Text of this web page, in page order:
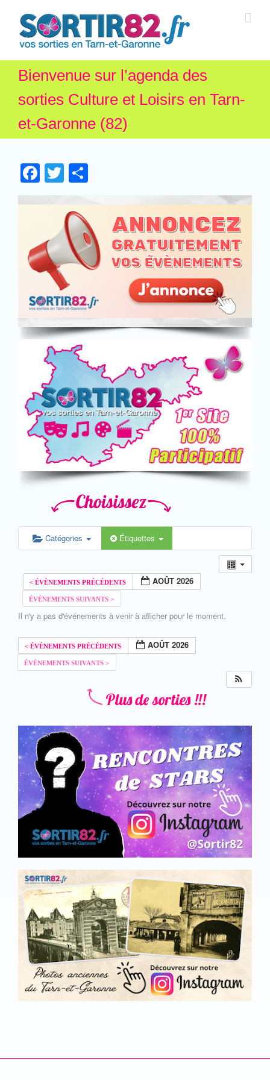
Bienvenue sur l’agenda des
sorties Culture et Loisirs en Tarn-
et-Garonne (82)
Facebook
Twitter
Catégories Étiquettes
AOÛT 2026
Il n'y a pas d'événements à venir à afficher pour le moment.
AOÛT 2026